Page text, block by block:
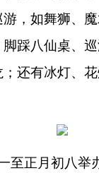
，如舞狮、
踩八仙桌、
还有冰灯、
至正月初八举